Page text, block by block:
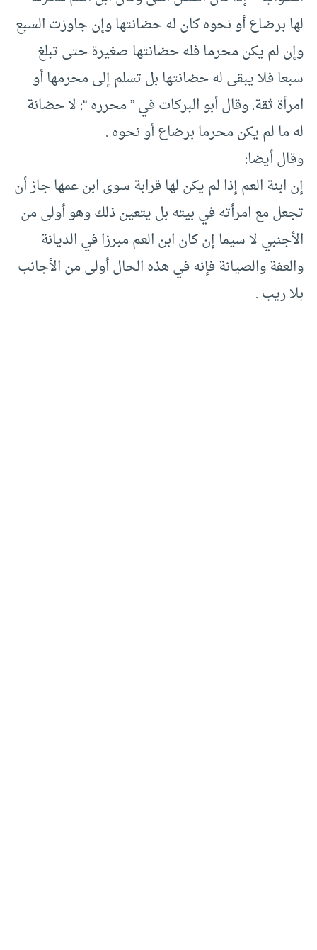
لها برضاع أو نحوه كان له حضانتها وإن جاوزت السبع
وإن لم يكن محرما فله حضانتها صغيرة حتى تبلغ
سبعا فلا يبقى له حضانتها بل تسلم إلى محرمها أو
امرأة ثقة. وقال أبو البركات في ” محرره “: لا حضانة
له ما لم يكن محرما برضاع أو نحوه .
وقال أيضا:
إن ابنة العم إذا لم يكن لها قرابة سوى ابن عمها جاز أن
تجعل مع امرأته في بيته بل يتعين ذلك وهو أولى من
الأجنبي لا سيما إن كان ابن العم مبرزا في الديانة
والعفة والصيانة فإنه في هذه الحال أولى من الأجانب
بلا ريب .